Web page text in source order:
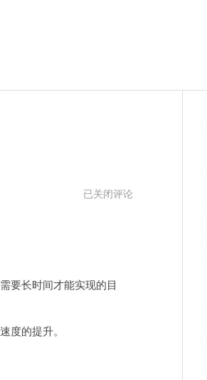
西
部
方
网
已关闭评论
要长时间才能实现的目
的提升。